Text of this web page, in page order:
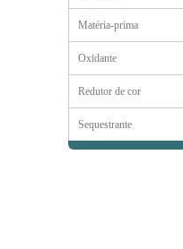
Matéria-prima
Oxidante
Redutor de cor
Sequestrante